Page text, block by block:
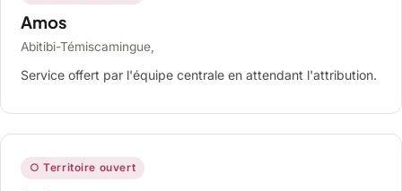
Amos
Abitibi-Témiscamingue,
Service offert par l'équipe centrale en attendant l'attribution.
○ Territoire ouvert